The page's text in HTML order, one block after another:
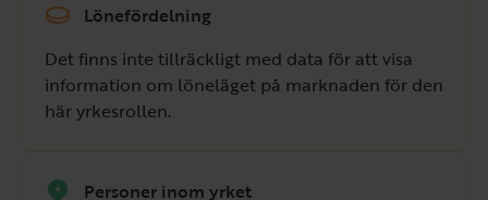
Lönefördelning
Det finns inte tillräckligt med data för att visa
information om löneläget på marknaden för den
här yrkesrollen.
Personer inom yrket